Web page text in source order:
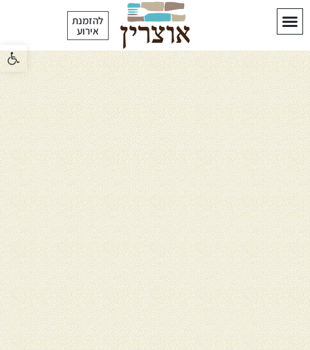
פתח
לתוכן
להזמנת
אירוע